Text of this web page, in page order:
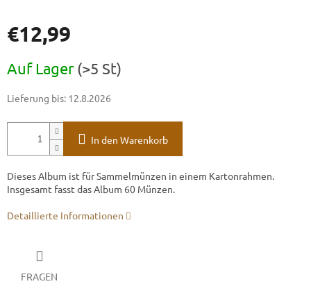
€12,99
Auf Lager(>5 St)
Lieferung bis: 12.8.2026
In den Warenkorb
Dieses Album ist für Sammelmünzen in einem Kartonrahmen.
Insgesamt fasst das Album 60 Münzen.
Detaillierte Informationen
FRAGEN